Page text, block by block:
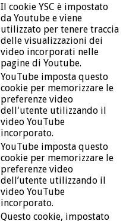
Il cookie YSC è impostato
da Youtube e viene
utilizzato per tenere traccia
delle visualizzazioni dei
video incorporati nelle
pagine di Youtube.
YouTube imposta questo
cookie per memorizzare le
preferenze video
dell'utente utilizzando il
video YouTube
incorporato.
YouTube imposta questo
cookie per memorizzare le
preferenze video
dell’utente utilizzando il
video YouTube
incorporato.
Questo cookie, impostato